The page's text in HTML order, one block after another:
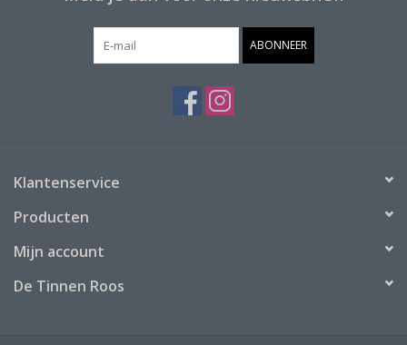
ABONNEER
Klantenservice
Producten
Mijn account
De Tinnen Roos